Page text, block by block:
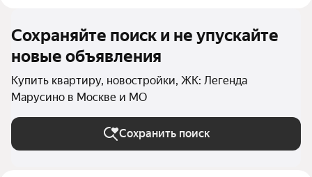
Сохраняйте поиск и не упускайте
новые объявления
Купить квартиру, новостройки, ЖК: Легенда
Марусино в Москве и МО
Сохранить поиск